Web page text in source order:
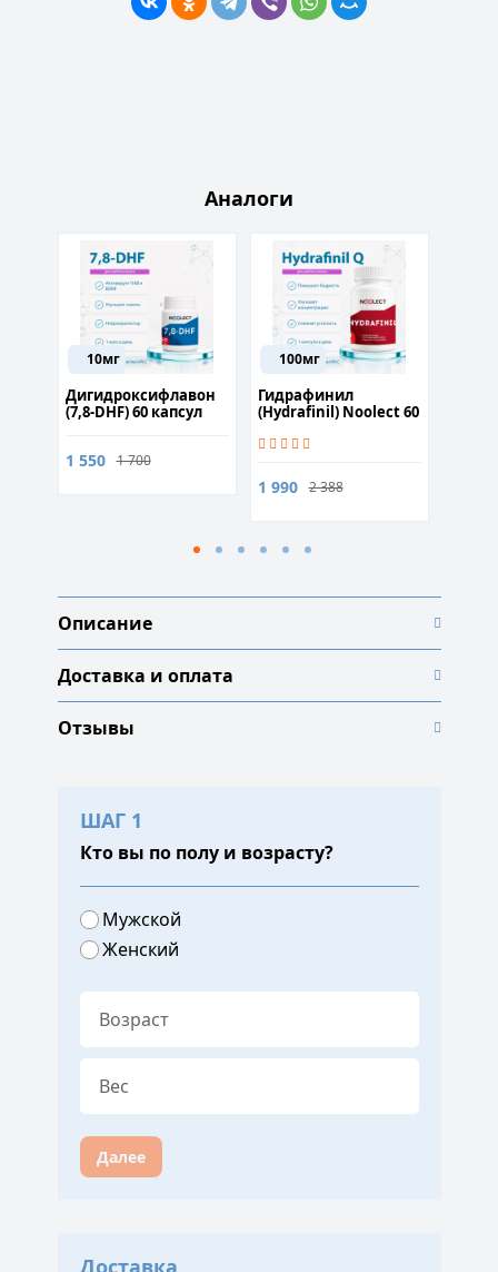
Аналоги
10мг
Дигидроксифлавон
(7,8-DHF) 60 капсул
1 550 1 700
100мг
Гидрафинил
(Hydrafinil) Nooleсt 60
1 990 2 388
Описание
Доставка и оплата
Отзывы
ШАГ 1
Кто вы по полу и возрасту?
Мужской
Женский
Далее
Доставка